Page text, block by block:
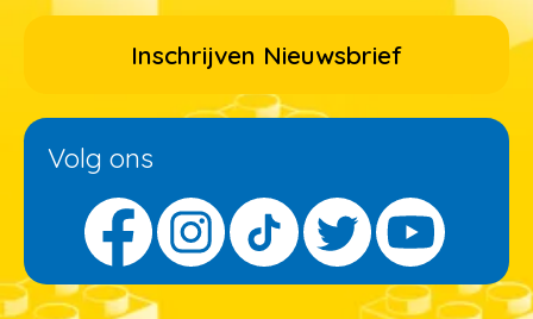
Inschrijven Nieuwsbrief
Volg ons